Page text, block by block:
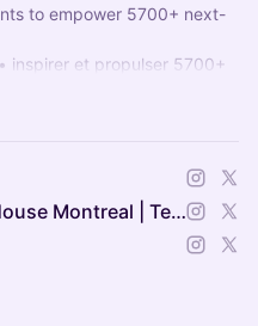
to empower 5700+ next-
inspirer et propulser 5700+
Portes Ouvertes -Open House Montreal | Tech Week of Builders